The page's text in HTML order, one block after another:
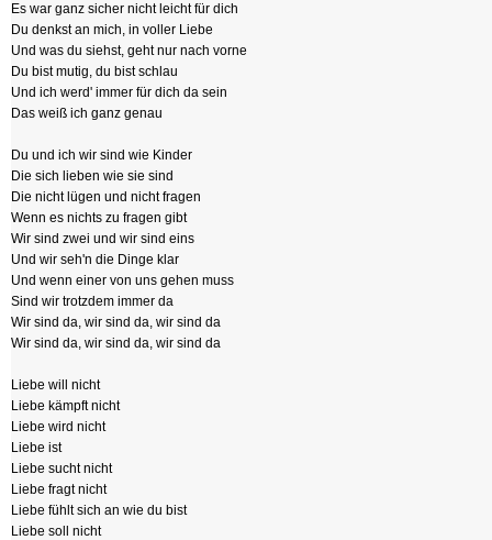
Es war ganz sicher nicht leicht für dich
Du denkst an mich, in voller Liebe
Und was du siehst, geht nur nach vorne
Du bist mutig, du bist schlau
Und ich werd' immer für dich da sein
Das weiß ich ganz genau
Du und ich wir sind wie Kinder
Die sich lieben wie sie sind
Die nicht lügen und nicht fragen
Wenn es nichts zu fragen gibt
Wir sind zwei und wir sind eins
Und wir seh'n die Dinge klar
Und wenn einer von uns gehen muss
Sind wir trotzdem immer da
Wir sind da, wir sind da, wir sind da
Wir sind da, wir sind da, wir sind da
Liebe will nicht
Liebe kämpft nicht
Liebe wird nicht
Liebe ist
Liebe sucht nicht
Liebe fragt nicht
Liebe fühlt sich an wie du bist
Liebe soll nicht